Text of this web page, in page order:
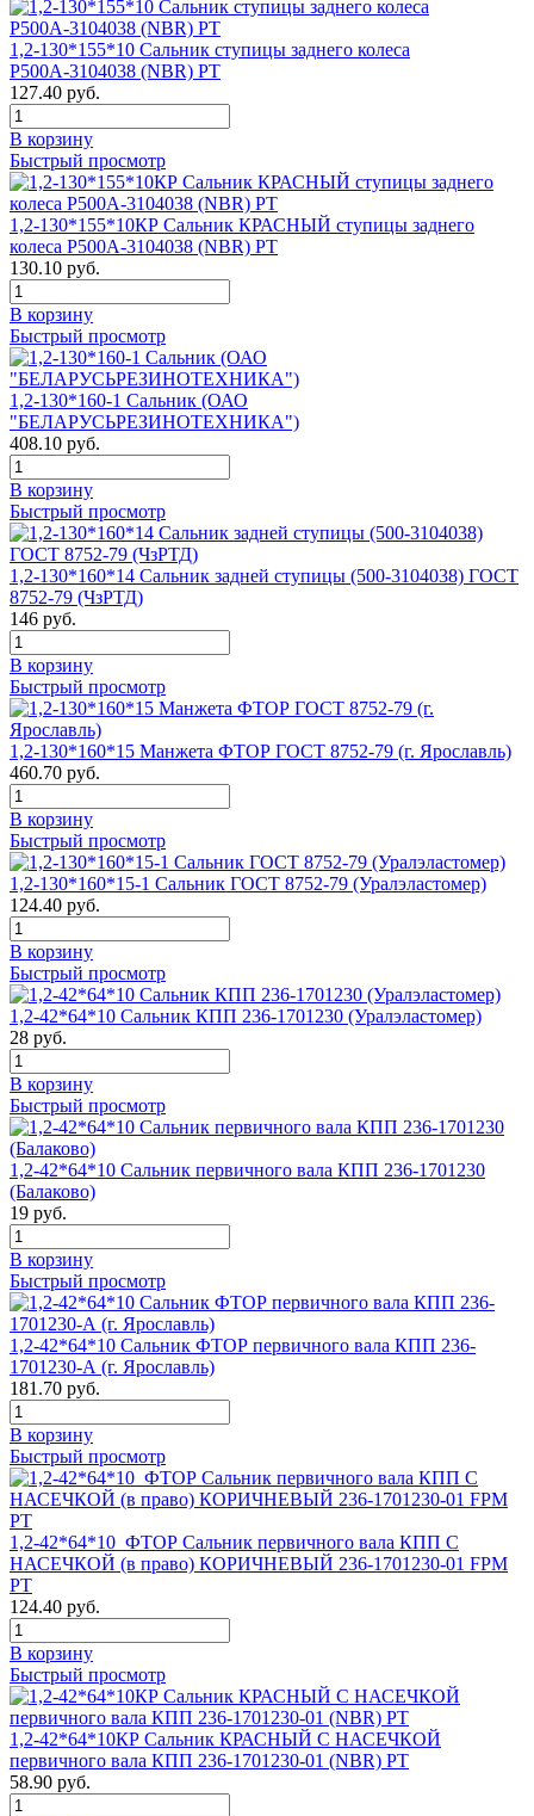
1,2-130*155*10 Сальник ступицы заднего колеса
Р500А-3104038 (NBR) РТ
127.40 руб.
В корзину
Быстрый просмотр
1,2-130*155*10КР Сальник КРАСНЫЙ ступицы заднего
колеса Р500А-3104038 (NBR) РТ
130.10 руб.
В корзину
Быстрый просмотр
1,2-130*160-1 Сальник (ОАО
"БЕЛАРУСЬРЕЗИНОТЕХНИКА")
408.10 руб.
В корзину
Быстрый просмотр
1,2-130*160*14 Сальник задней ступицы (500-3104038) ГОСТ
8752-79 (ЧзРТД)
146 руб.
В корзину
Быстрый просмотр
1,2-130*160*15 Манжета ФТОР ГОСТ 8752-79 (г. Ярославль)
460.70 руб.
В корзину
Быстрый просмотр
1,2-130*160*15-1 Сальник ГОСТ 8752-79 (Уралэластомер)
124.40 руб.
В корзину
Быстрый просмотр
1,2-42*64*10 Сальник КПП 236-1701230 (Уралэластомер)
28 руб.
В корзину
Быстрый просмотр
1,2-42*64*10 Сальник первичного вала КПП 236-1701230
(Балаково)
19 руб.
В корзину
Быстрый просмотр
1,2-42*64*10 Сальник ФТОР первичного вала КПП 236-
1701230-А (г. Ярославль)
181.70 руб.
В корзину
Быстрый просмотр
1,2-42*64*10_ФТОР Сальник первичного вала КПП С
НАСЕЧКОЙ (в право) КОРИЧНЕВЫЙ 236-1701230-01 FPM
РТ
124.40 руб.
В корзину
Быстрый просмотр
1,2-42*64*10КР Сальник КРАСНЫЙ С НАСЕЧКОЙ
первичного вала КПП 236-1701230-01 (NBR) РТ
58.90 руб.